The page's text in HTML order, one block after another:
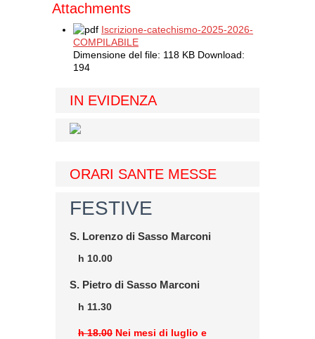
Attachments
Iscrizione-catechismo-2025-2026-
COMPILABILE
Dimensione del file: 118 KB Download:
194
IN EVIDENZA
ORARI SANTE MESSE
FESTIVE
S. Lorenzo di Sasso Marconi
h 10.00
S. Pietro di Sasso Marconi
h 11.30
h 18.00 Nei mesi di luglio e